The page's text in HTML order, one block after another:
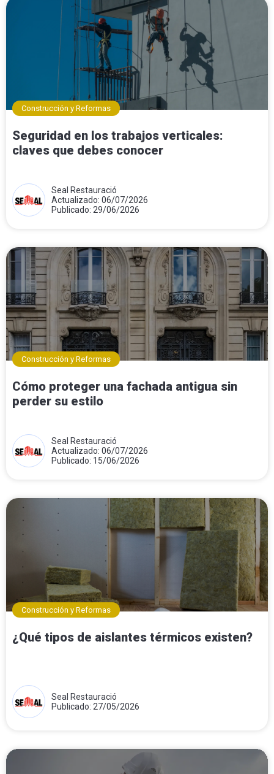
Construcción y Reformas
Seguridad en los trabajos verticales:
claves que debes conocer
Seal Restauració
Actualizado: 06/07/2026
Publicado: 29/06/2026
Construcción y Reformas
Cómo proteger una fachada antigua sin
perder su estilo
Seal Restauració
Actualizado: 06/07/2026
Publicado: 15/06/2026
Construcción y Reformas
¿Qué tipos de aislantes térmicos existen?
Seal Restauració
Publicado: 27/05/2026